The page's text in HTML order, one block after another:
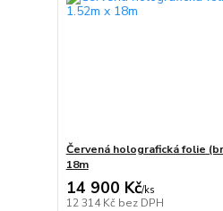
Červená holografická folie
18m
14 900 Kč/ks
12 314 Kč bez DPH